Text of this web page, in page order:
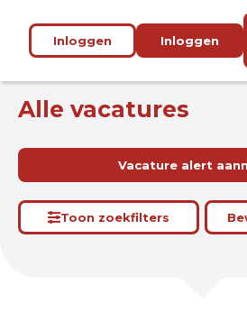
Inloggen Inloggen
Alle vacatures
Vacature alert
Toon zoekfilters